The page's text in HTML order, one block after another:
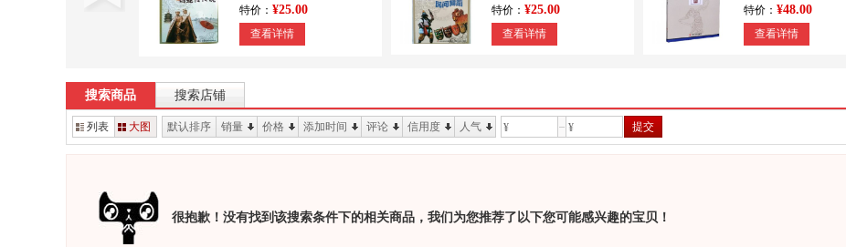
9787553450643
特价： ¥25.00
查看详情
蹈 9787553451213
特价： ¥25.00
查看详情
出版社:四川大学
特价： ¥48.00
查看详情
特价：¥610.00
查看详情
搜索商品 搜索店铺
列表 大图 默认排序 销量 价格 添加时间 评论 信用度 人气 ¥ ¥ 提交
很抱歉！没有找到该搜索条件下的相关商品，我们为您推荐了以下您可能感兴趣的宝贝！